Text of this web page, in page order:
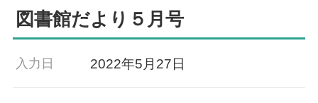
図書館だより５月号
入力日 2022年5月27日